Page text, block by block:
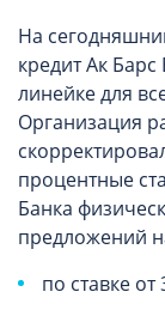
На
кредит Ак
линейке для
Организация
процентные
Банка
предложений
по ставке от